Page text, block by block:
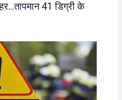
41 डिग्री के